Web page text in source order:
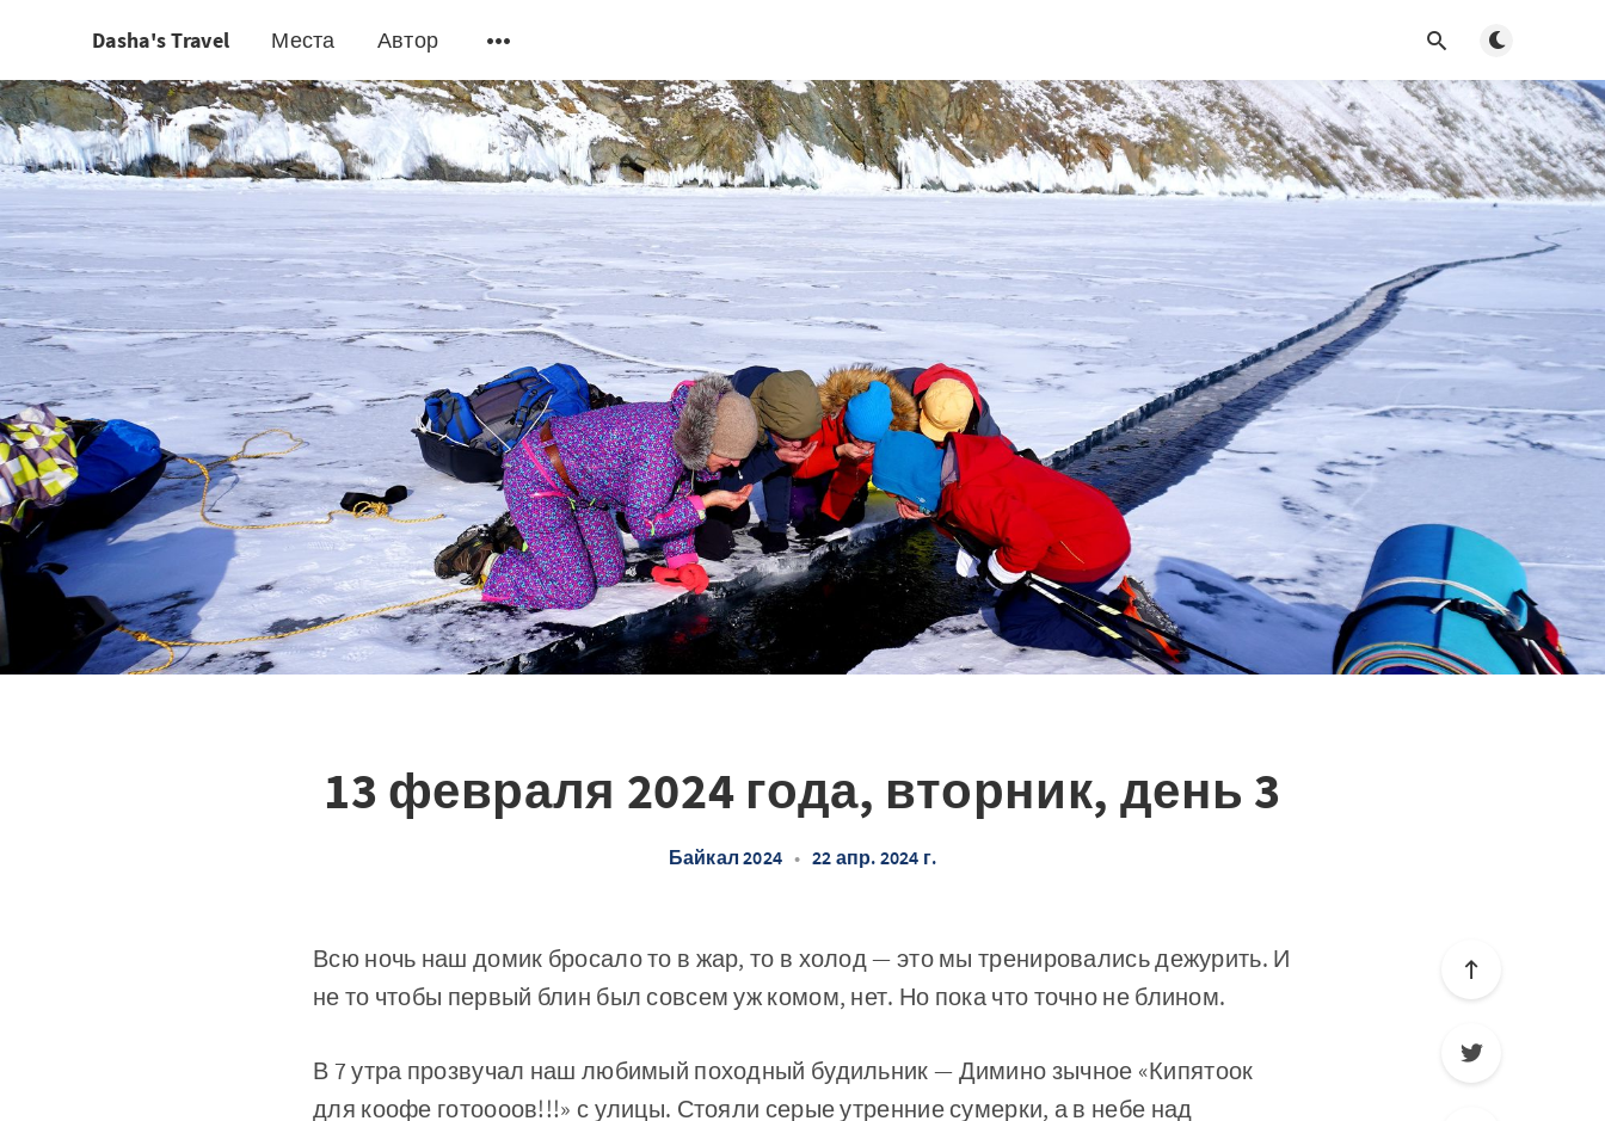
Dasha's Travel Места Автор Toggle dark
13 февраля 2024 года, вторник, день 3
Байкал 2024 • 22 апр. 2024 г.
Всю ночь наш домик бросало то в жар, то в холод — это мы тренировались дежурить. И
не то чтобы первый блин был совсем уж комом, нет. Но пока что точно не блином.
В 7 утра прозвучал наш любимый походный будильник — Димино зычное «Кипятоок
для коофе готоооов!!!» с улицы. Стояли серые утренние сумерки, а в небе над